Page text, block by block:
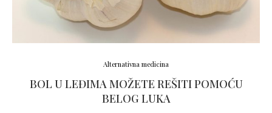
Alternativna medicina
BOL U LEĐIMA MOŽETE REŠITI POMOĆU
BELOG LUKA